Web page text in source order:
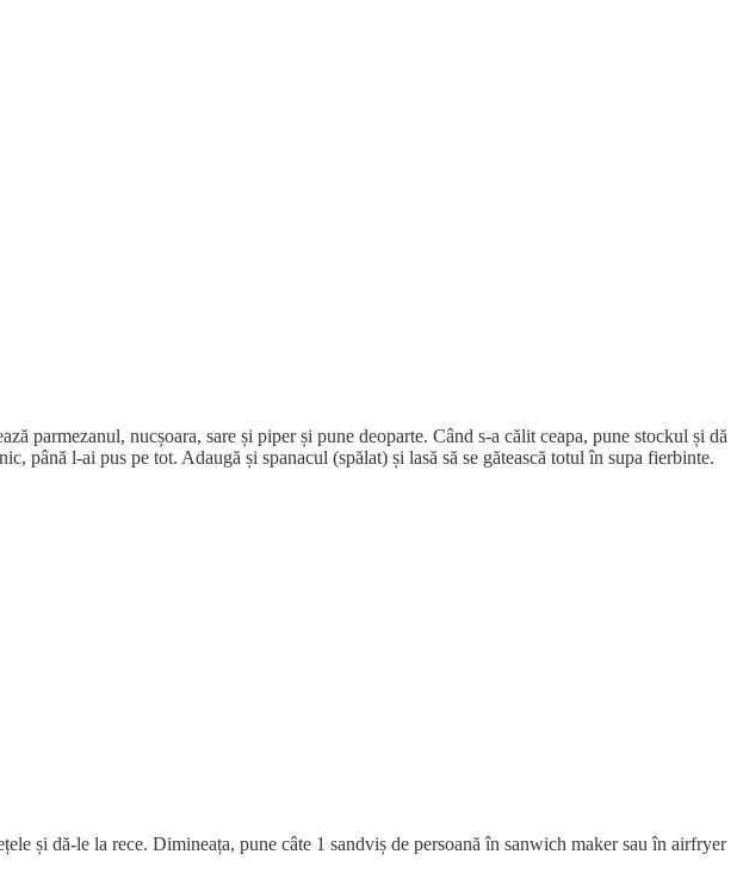
parmezanul, nucșoara, sare și piper și pune deoparte. Când s-a călit ceapa, pune stockul și dă
până l-ai pus pe tot. Adaugă și spanacul (spălat) și lasă să se gătească totul în supa fierbinte.
și dă-le la rece. Dimineața, pune câte 1 sandviș de persoană în sanwich maker sau în airfryer